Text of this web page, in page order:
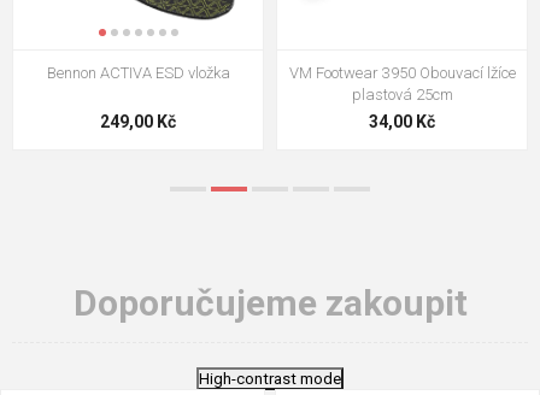
VM Footwear 3009 Vkládací stélka
124,00 Kč
VM Footwear 3102 Tkaničky
ploché
18,70 Kč
Doporučujeme zakoupit
High-contrast mode